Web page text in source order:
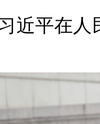
平在人